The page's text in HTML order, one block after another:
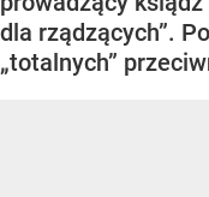
dla rządzących”.
„totalnych”